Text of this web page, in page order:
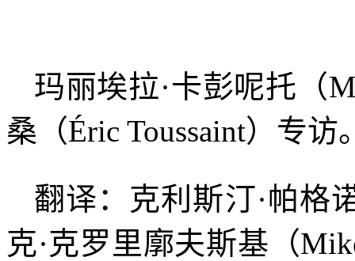
玛丽埃拉·卡彭呢托（
桑（Éric Toussaint）专访
翻译：克利斯汀·帕格
克·克罗里廓夫斯基（